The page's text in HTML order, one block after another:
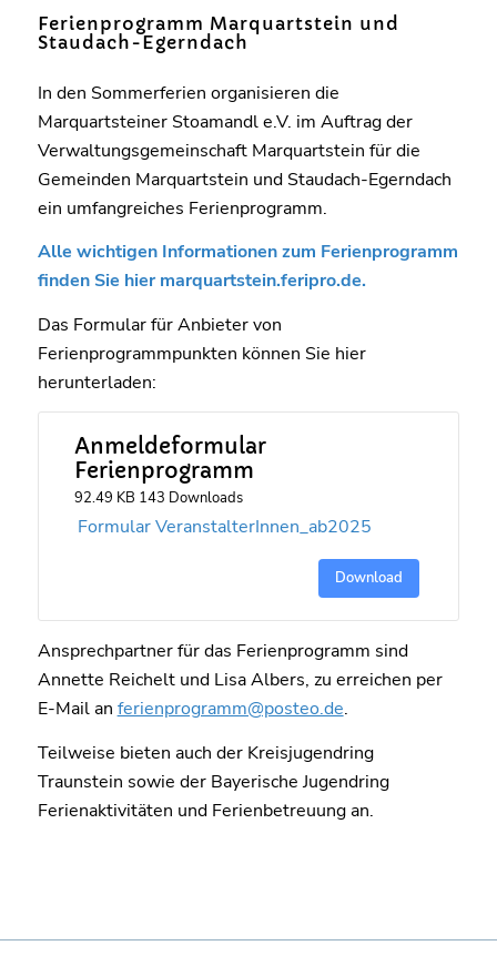
Ferienprogramm Marquartstein und
Staudach-Egerndach
In den Sommerferien organisieren die
Marquartsteiner Stoamandl e.V. im Auftrag der
Verwaltungsgemeinschaft Marquartstein für die
Gemeinden Marquartstein und Staudach-Egerndach
ein umfangreiches Ferienprogramm.
Alle wichtigen Informationen zum Ferienprogramm
finden Sie hiermarquartstein.feripro.de.
Das Formular für Anbieter von
Ferienprogrammpunkten können Sie hier
herunterladen:
Anmeldeformular
Ferienprogramm
92.49 KB 143 Downloads
Formular VeranstalterInnen_ab2025
Download
Ansprechpartner für das Ferienprogramm sind
Annette Reichelt und Lisa Albers, zu erreichen per
E-Mail an ferienprogramm@posteo.de.
Teilweise bieten auch der Kreisjugendring
Traunstein sowie der Bayerische Jugendring
Ferienaktivitäten und Ferienbetreuung an.